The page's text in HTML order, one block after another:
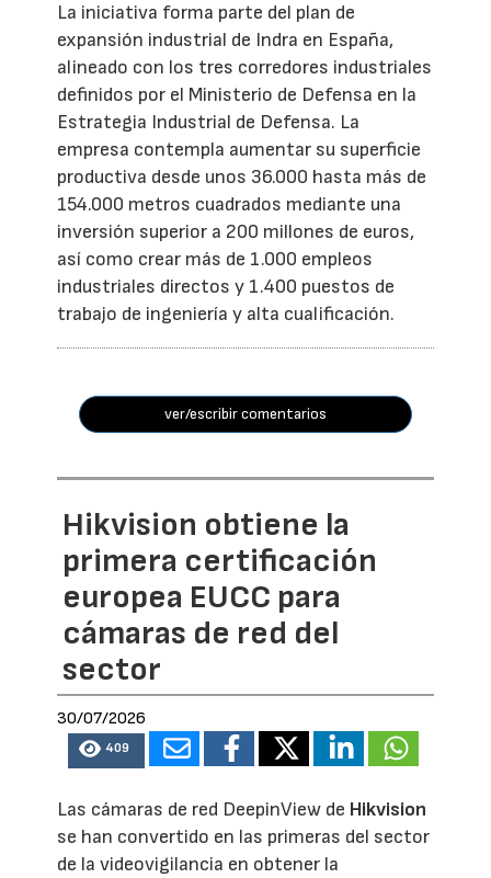
La iniciativa forma parte del plan de
expansión industrial de Indra en España,
alineado con los tres corredores industriales
definidos por el Ministerio de Defensa en la
Estrategia Industrial de Defensa. La
empresa contempla aumentar su superficie
productiva desde unos 36.000 hasta más de
154.000 metros cuadrados mediante una
inversión superior a 200 millones de euros,
así como crear más de 1.000 empleos
industriales directos y 1.400 puestos de
trabajo de ingeniería y alta cualificación.
ver/escribir comentarios
Hikvision obtiene la
primera certificación
europea EUCC para
cámaras de red del
sector
30/07/2026
409
Las cámaras de red DeepinView de Hikvision
se han convertido en las primeras del sector
de la videovigilancia en obtener la